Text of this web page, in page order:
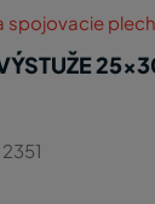
spojovacie